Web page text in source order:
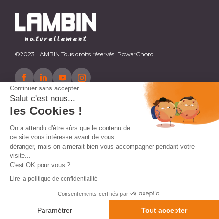
Continuer sans accepter
Salut c'est nous...
les Cookies !
On a attendu d'être sûrs que le contenu de
ce site vous intéresse avant de vous
déranger, mais on aimerait bien vous accompagner pendant votre
visite...
C'est OK pour vous ?
Lire la politique de confidentialité
Consentements certifiés par
Paramétrer Tout accepter
©2023 LAMBIN Tous droits réservés. PowerChord.